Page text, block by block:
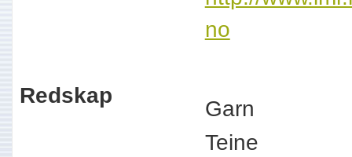
no
Redskap
Garn
Teine